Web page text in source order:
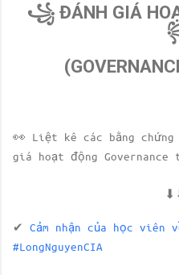
꧁ ĐÁNH GIÁ
👀 Liệt kê các bằng
giá hoạt động Governance
✔ Cảm nhận của học viên
#LongNguyenCIA